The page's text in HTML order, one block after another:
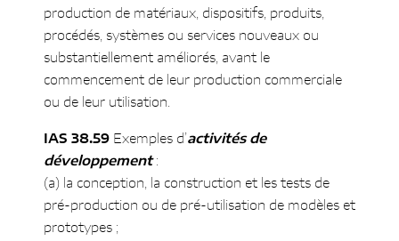
production de matériaux, dispositifs, produits,
procédés, systèmes ou services nouveaux ou
substantiellement améliorés, avant le
commencement de leur production commerciale
ou de leur utilisation.
IAS 38.59Exemples d’activités de
développement:
(a) la conception, la construction et les tests de
pré-production ou de pré-utilisation de modèles et
prototypes ;